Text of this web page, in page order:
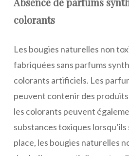
colorants
Les bougies naturelles non
fabriquées sans parfums
colorants artificiels. Les
peuvent contenir des
les colorants peuvent
substances toxiques lorsqu’ils
place, les bougies naturelles